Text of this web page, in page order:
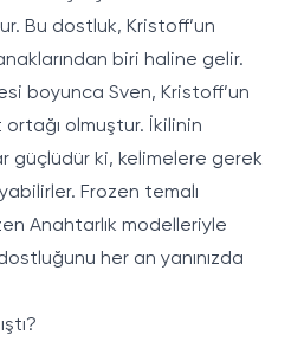
Bu dostluk, Kristoff’un
biri haline gelir.
boyunca Sven, Kristoff’un
olmuştur. İkilinin
güçlüdür ki, kelimelere gerek
Frozen temalı
Anahtarlık modelleriyle
her an yanınızda